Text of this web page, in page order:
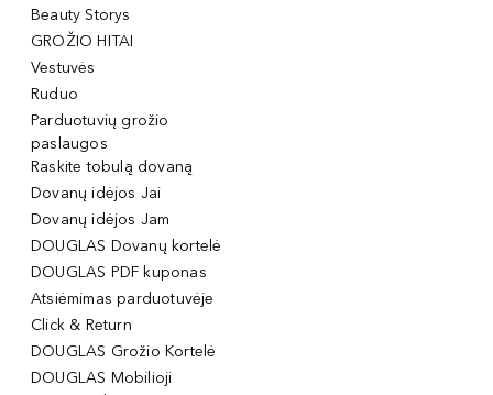
Beauty Storys
GROŽIO HITAI
Vestuvės
Ruduo
Parduotuvių grožio
paslaugos
Raskite tobulą dovaną
Dovanų idėjos Jai
Dovanų idėjos Jam
DOUGLAS Dovanų kortelė
DOUGLAS PDF kuponas
Atsiėmimas parduotuvėje
Click & Return
DOUGLAS Grožio Kortelė
DOUGLAS Mobilioji